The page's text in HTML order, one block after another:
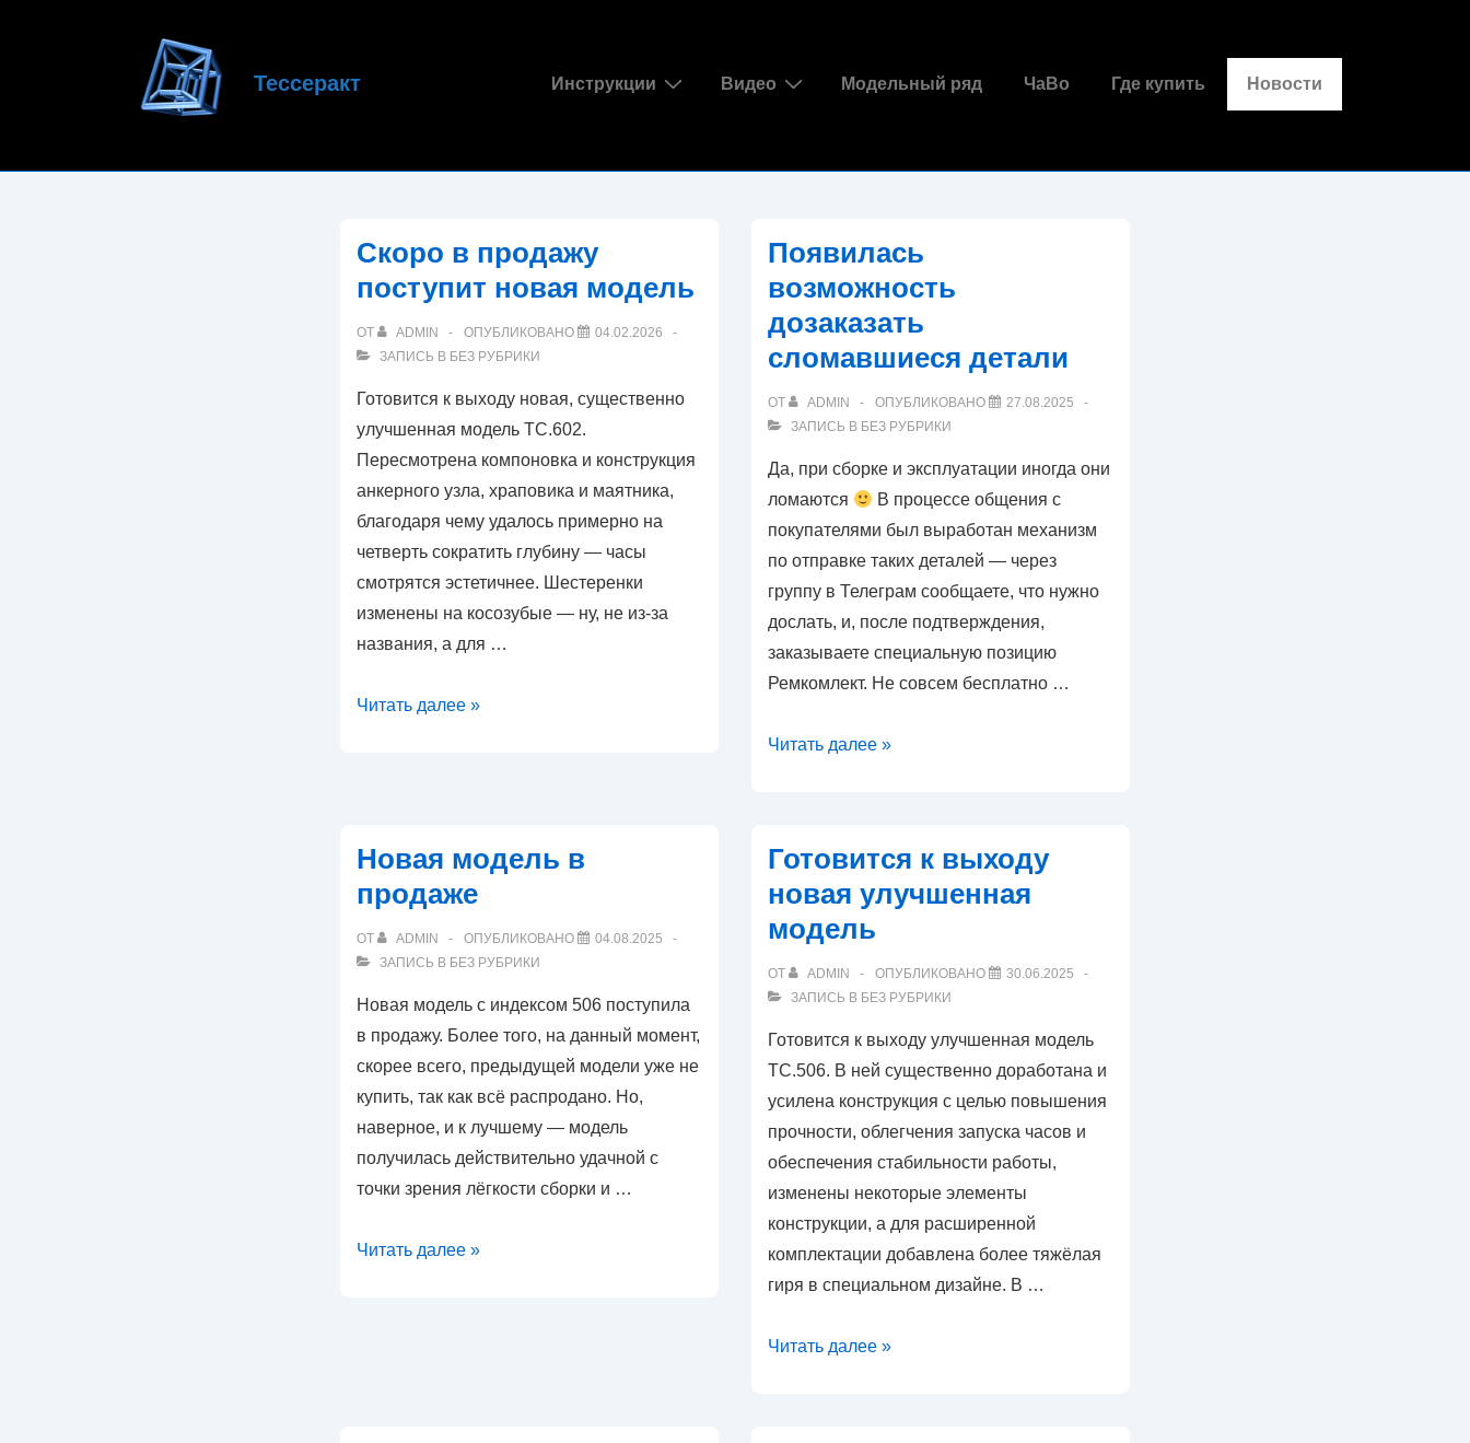
Тессеракт
Основная
Инструкции Видео Модельный ряд ЧаВо Где купить Новости
Скоро в продажу
поступит новая модель
ОТ ADMIN ОПУБЛИКОВАНО
04.02.2026
ЗАПИСЬ В БЕЗ РУБРИКИ
Готовится к выходу новая, существенно
улучшенная модель ТС.602.
Пересмотрена компоновка и конструкция
анкерного узла, храповика и маятника,
благодаря чему удалось примерно на
четверть сократить глубину — часы
смотрятся эстетичнее. Шестеренки
изменены на косозубые — ну, не из-за
названия, а для …
Скоро
модель
Читать далее »
Появилась
возможность
дозаказать
сломавшиеся детали
ОТ ADMIN ОПУБЛИКОВАНО
27.08.2025
ЗАПИСЬ В БЕЗ РУБРИКИ
Да, при сборке и эксплуатации иногда они
ломаются
В процессе общения с
покупателями был выработан механизм
по отправке таких деталей — через
группу в Телеграм сообщаете, что нужно
дослать, и, после подтверждения,
заказываете специальную позицию
Ремкомлект. Не совсем бесплатно …
Появилась
детали
Читать далее »
Новая модель в
продаже
ОТ ADMIN ОПУБЛИКОВАНО
04.08.2025
ЗАПИСЬ В БЕЗ РУБРИКИ
Новая модель с индексом 506 поступила
в продажу. Более того, на данный момент,
скорее всего, предыдущей модели уже не
купить, так как всё распродано. Но,
наверное, и к лучшему — модель
получилась действительно удачной с
точки зрения лёгкости сборки и …
Новая
Читать далее »
Готовится к выходу
новая улучшенная
модель
ОТ ADMIN ОПУБЛИКОВАНО
30.06.2025
ЗАПИСЬ В БЕЗ РУБРИКИ
Готовится к выходу улучшенная модель
ТС.506. В ней существенно доработана и
усилена конструкция с целью повышения
прочности, облегчения запуска часов и
обеспечения стабильности работы,
изменены некоторые элементы
конструкции, а для расширенной
комплектации добавлена более тяжёлая
гиря в специальном дизайне. В …
Готовится
Читать далее »